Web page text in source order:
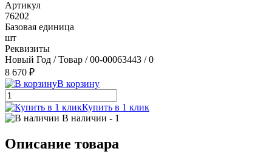
Артикул
76202
Базовая единица
шт
Реквизиты
Новый Год / Товар / 00-00063443 / 0
8 670 ₽
В корзину
Купить в 1 клик
В наличии - 1
Описание товара